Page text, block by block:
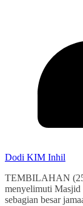
Dodi KIM Inhil
TEMBILAHAN (25/
menyelimuti Masjid
sebagian besar